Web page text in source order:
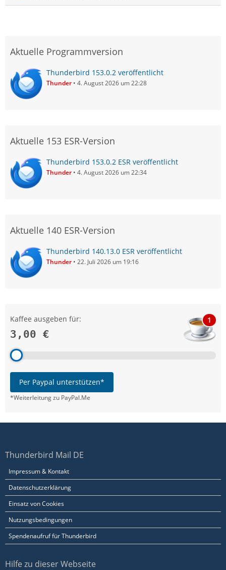
Aktuelle Programmversion
Thunderbird 153.0.2 veröffentlicht
Thunder 4. August 2026 um 22:28
Aktuelle 153 ESR-Version
Thunderbird 153.0.2 ESR veröffentlicht
Thunder 4. August 2026 um 22:34
Aktuelle 140 ESR-Version
Thunderbird 140.13.0 ESR veröffentlicht
Thunder 22. Juli 2026 um 19:16
Kaffee ausgeben für:
3,00 €
1
Per Paypal unterstützen*
*Weiterleitung zu PayPal.Me
Thunderbird Mail DE
Impressum & Kontakt
Datenschutzerklärung
Einsatz von Cookies
Nutzungsbedingungen
Spendenaufruf für Thunderbird
Hilfe zu dieser Webseite